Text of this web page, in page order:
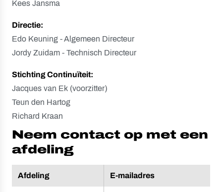
Kees Jansma
Directie:
Edo Keuning - Algemeen Directeur
Jordy Zuidam - Technisch Directeur
Stichting Continuïteit:
Jacques van Ek (voorzitter)
Teun den Hartog
Richard Kraan
Neem contact op met een
afdeling
Afdeling E-mailadres